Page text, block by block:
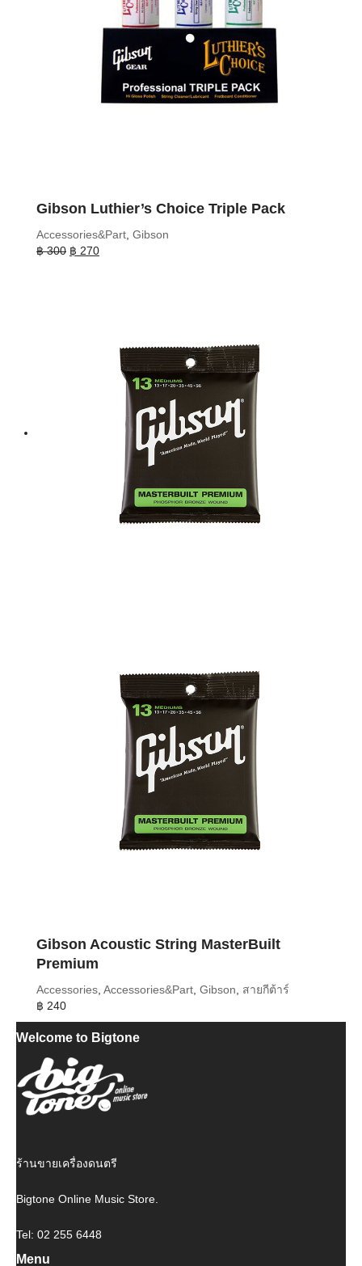
Gibson Luthier’s Choice Triple Pack
Accessories&Part, Gibson
฿300 Original
฿ 270Current
Gibson Acoustic String MasterBuilt
Premium
Accessories, Accessories&Part, Gibson, สายกีต้าร์
฿ 240
Welcome to Bigtone
ร้านขายเครื่องดนตรี
Bigtone Online Music Store.
Tel: 02 255 6448
Menu